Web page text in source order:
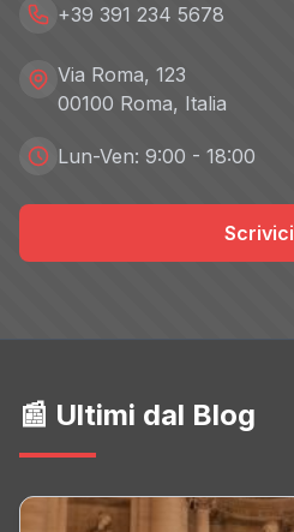
+39 391 234 5678
Via Roma, 123
00100 Roma, Italia
Lun-Ven: 9:00 - 18:00
Scrivici
📰 Ultimi dal Blog